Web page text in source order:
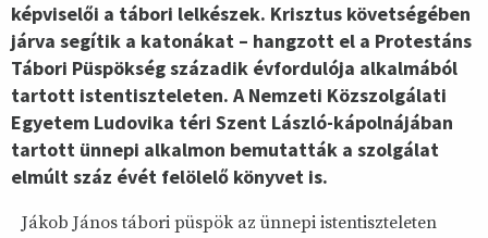
képviselői a tábori lelkészek. Krisztus követségében
járva segítik a katonákat – hangzott el a Protestáns
Tábori Püspökség századik évfordulója alkalmából
tartott istentiszteleten. A Nemzeti Közszolgálati
Egyetem Ludovika téri Szent László-kápolnájában
tartott ünnepi alkalmon bemutatták a szolgálat
elmúlt száz évét felölelő könyvet is.
Jákob János tábori püspök az ünnepi istentiszteleten